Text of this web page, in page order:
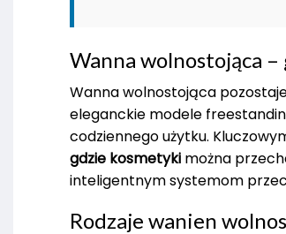
Wanna wolnostojąca
Wanna wolnostojąca
eleganckie modele
codziennego użytku.
gdzie kosmetyki można
inteligentnym systemom
Rodzaje wanien